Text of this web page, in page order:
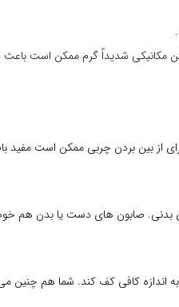
شدیداً گرم ممکن است باعث
از بین بردن چربی ممکن است مفید
بدنی. صابون های دست یا بدن هم
اندازه کافی کف کند. شما هم چنین می